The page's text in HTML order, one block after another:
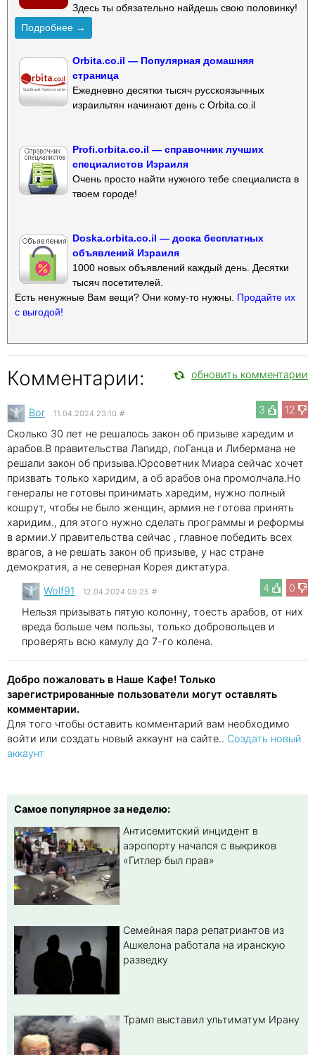
Здесь ты обязательно найдешь свою половинку!
Подробнее →
Orbita.co.il — Популярная домашняя
страница
Ежедневно десятки тысяч русскоязычных
израильтян начинают день с Orbita.co.il
Profi.orbita.co.il — справочник лучших
специалистов Израиля
Очень просто найти нужного тебе специалиста в
твоем городе!
Doska.orbita.co.il — доска бесплатных
объявлений Израиля
1000 новых объявлений каждый день. Десятки
тысяч посетителей.
Есть ненужные Вам вещи? Они кому-то нужны. Продайте их
с выгодой!
Комментарии: обновить комментарии
3 12
Bor 11.04.2024 23:10 #
Сколько 30 лет не решалось закон об призыве харедим и
арабов.В правительства Лапидр, поГанца и Либермана не
решали закон об призыва.Юрсоветник Миара сейчас хочет
призвать только харидим, а об арабов она промолчала.Но
генералы не готовы принимать харедим, нужно полный
кошрут, чтобы не было женщин, армия не готова принять
харидим., для этого нужно сделать программы и реформы
в армии.У правительства сейчас , главное победить всех
врагов, а не решать закон об призыве, у нас стране
демократия, а не северная Корея диктатура.
4
0
Wolf91 12.04.2024 09:25 #
Нельзя призывать пятую колонну, тоесть арабов, от них
вреда больше чем пользы, только добровольцев и
проверять всю камулу до 7-го колена.
Добро пожаловать в Наше Кафе! Только
зарегистрированные пользователи могут оставлять
комментарии.
Для того чтобы оставить комментарий вам необходимо
войти или создать новый аккаунт на сайте.. Создать новый
аккаунт
Самое популярное за неделю:
Антисемитский инцидент в
аэропорту начался с выкриков
«Гитлер был прав»
Семейная пара репатриантов из
Ашкелона работала на иранскую
разведку
Трамп выставил ультиматум Ирану